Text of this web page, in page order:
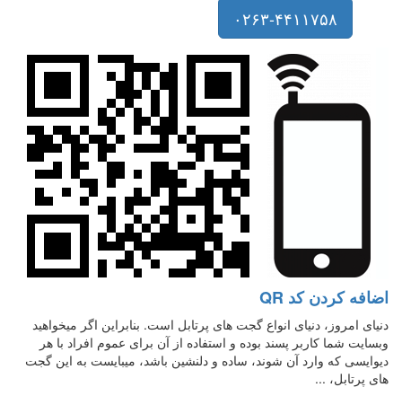
۰۲۶۳-۴۴۱۱۷۵۸
اضافه کردن کد QR
دنیای امروز، دنیای انواع گجت های پرتابل است. بنابراین اگر میخواهید
وبسایت شما کاربر پسند بوده و استفاده از آن برای عموم افراد با هر
دیوایسی که وارد آن شوند، ساده و دلنشین باشد، میبایست به این گجت
های پرتابل، ...